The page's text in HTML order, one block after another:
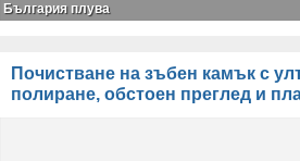
България плува
Почистване на зъбен камък с
полиране, обстоен преглед и